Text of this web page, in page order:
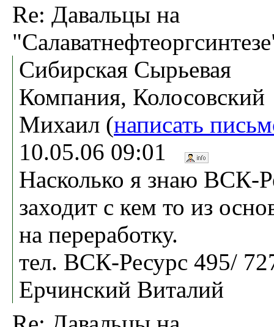
Re: Давальцы на
Сибирская Сырьевая
Компания, Колосовский
Михаил (написать
10.05.06 09:01
Насколько я знаю ВСК-
заходит с кем то из
на переработку.
тел. ВСК-Ресурс 495/
Ерчинский Виталий